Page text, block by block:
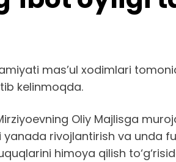
mas’ul xodimlari
kelinmoqda.
Oliy Majlisga
rivojlantirish va unda
himoya qilish